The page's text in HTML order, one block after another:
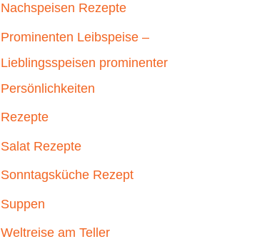
Nachspeisen Rezepte
Prominenten Leibspeise –
Lieblingsspeisen prominenter
Persönlichkeiten
Rezepte
Salat Rezepte
Sonntagsküche Rezept
Suppen
Weltreise am Teller